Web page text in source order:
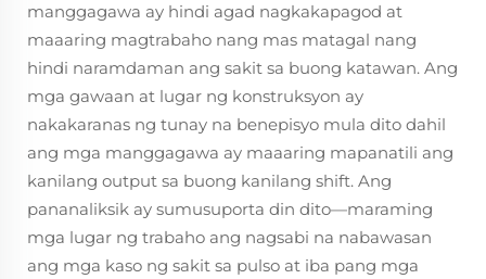
manggagawa ay hindi agad nagkakapagod at
maaaring magtrabaho nang mas matagal nang
hindi naramdaman ang sakit sa buong katawan. Ang
mga gawaan at lugar ng konstruksyon ay
nakakaranas ng tunay na benepisyo mula dito dahil
ang mga manggagawa ay maaaring mapanatili ang
kanilang output sa buong kanilang shift. Ang
pananaliksik ay sumusuporta din dito—maraming
mga lugar ng trabaho ang nagsabi na nabawasan
ang mga kaso ng sakit sa pulso at iba pang mga